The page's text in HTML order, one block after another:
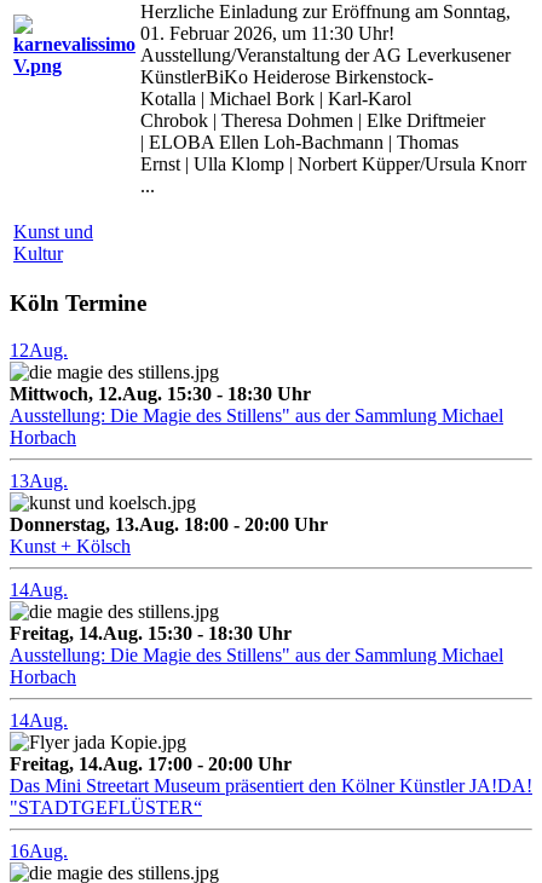
Herzliche Einladung zur Eröffnung am Sonntag,
01. Februar 2026, um 11:30 Uhr!
Ausstellung/Veranstaltung der AG Leverkusener
KünstlerBiKo Heiderose Birkenstock-
Kotalla | Michael Bork | Karl-Karol
Chrobok | Theresa Dohmen | Elke Driftmeier
| ELOBA Ellen Loh-Bachmann | Thomas
Ernst | Ulla Klomp | Norbert Küpper/Ursula Knorr
...
Kunst und
Kultur
Köln Termine
12Aug.
Mittwoch, 12.Aug. 15:30 - 18:30 Uhr
Ausstellung: Die Magie des Stillens" aus der Sammlung Michael
Horbach
13Aug.
Donnerstag, 13.Aug. 18:00 - 20:00 Uhr
Kunst + Kölsch
14Aug.
Freitag, 14.Aug. 15:30 - 18:30 Uhr
Ausstellung: Die Magie des Stillens" aus der Sammlung Michael
Horbach
14Aug.
Freitag, 14.Aug. 17:00 - 20:00 Uhr
Das Mini Streetart Museum präsentiert den Kölner Künstler JA!DA!
"STADTGEFLÜSTER“
16Aug.